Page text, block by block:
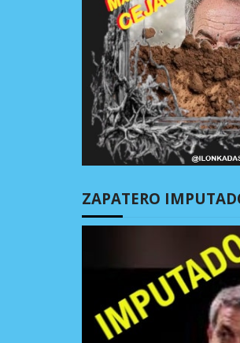
ZAPATERO